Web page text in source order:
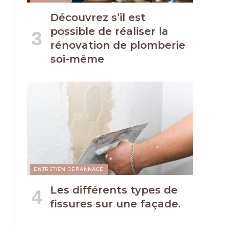
Découvrez s’il est
possible de réaliser la
rénovation de plomberie
soi-même
ENTRETIEN DÉPANNAGE
Les différents types de
fissures sur une façade.